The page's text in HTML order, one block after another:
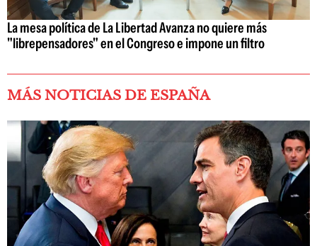
La mesa política de La Libertad Avanza no quiere más
"librepensadores" en el Congreso e impone un filtro
MÁS NOTICIAS DE ESPAÑA